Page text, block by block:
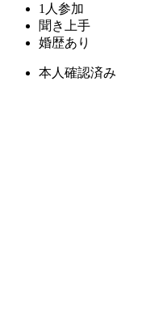
1人参加
聞き上手
婚歴あり
本人確認済み